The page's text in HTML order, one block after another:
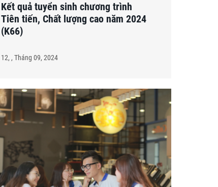
Kết quả tuyển sinh chương trình
Tiên tiến, Chất lượng cao năm 2024
(K66)
12, , Tháng 09, 2024